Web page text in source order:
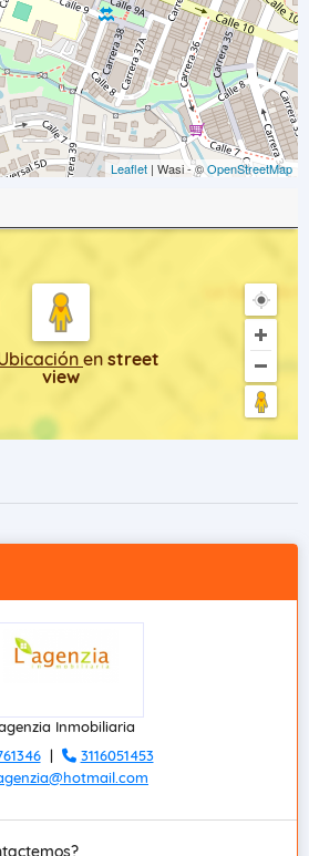
Leaflet | Wasi - ©OpenStreetMap
en street
view
Inmobiliaria
|
3116051453